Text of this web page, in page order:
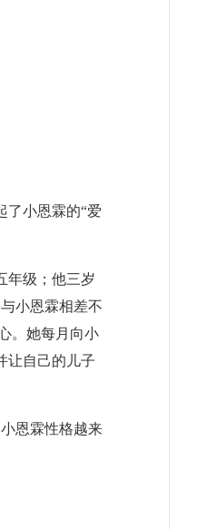
了小恩霖的“爱
年级；他三岁
小恩霖相差不
。她每月向小
让自己的儿子
恩霖性格越来